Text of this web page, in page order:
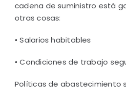
cadena de suministro está
otras cosas:
• Salarios habitables
• Condiciones de trabajo
Políticas de abastecimiento